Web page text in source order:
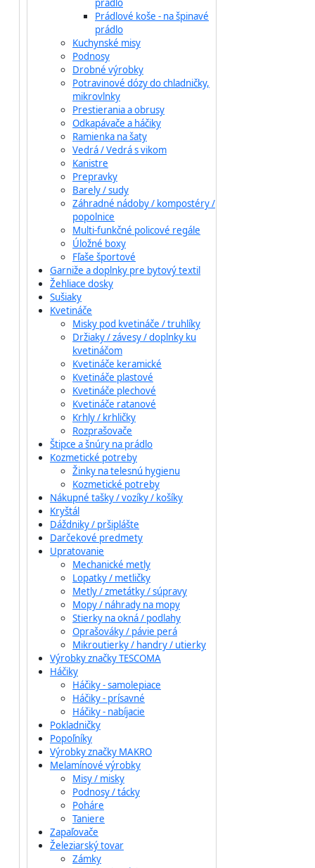
prádlo
Prádlové koše - na špinavé
prádlo
Kuchynské misy
Podnosy
Drobné výrobky
Potravinové dózy do chladničky,
mikrovlnky
Prestierania a obrusy
Odkapávače a háčiky
Ramienka na šaty
Vedrá / Vedrá s vikom
Kanistre
Prepravky
Barely / sudy
Záhradné nádoby / kompostéry /
popolnice
Multi-funkčné policové regále
Úložné boxy
Fľaše športové
Garniže a doplnky pre bytový textil
Žehliace dosky
Sušiaky
Kvetináče
Misky pod kvetináče / truhlíky
Držiaky / závesy / doplnky ku
kvetináčom
Kvetináče keramické
Kvetináče plastové
Kvetináče plechové
Kvetináče ratanové
Krhly / krhličky
Rozprašovače
Štipce a šnúry na prádlo
Kozmetické potreby
Žinky na telesnú hygienu
Kozmetické potreby
Nákupné tašky / vozíky / košíky
Kryštál
Dáždniky / pršiplášte
Darčekové predmety
Upratovanie
Mechanické metly
Lopatky / metličky
Metly / zmetátky / súpravy
Mopy / náhrady na mopy
Stierky na okná / podlahy
Oprašováky / pávie perá
Mikroutierky / handry / utierky
Výrobky značky TESCOMA
Háčiky
Háčiky - samolepiace
Háčiky - prísavné
Háčiky - nabíjacie
Pokladničky
Popoľníky
Výrobky značky MAKRO
Melamínové výrobky
Misy / misky
Podnosy / tácky
Poháre
Taniere
Zapaľovače
Železiarský tovar
Zámky